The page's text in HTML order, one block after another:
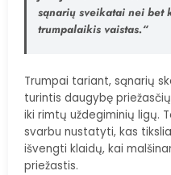
sąnarių sveikatai nei bet
trumpalaikis vaistas.“
Trumpai tariant, sąnarių
turintis daugybę
iki rimtų uždegiminių ligų.
svarbu nustatyti, kas
išvengti klaidų, kai
priežastis.